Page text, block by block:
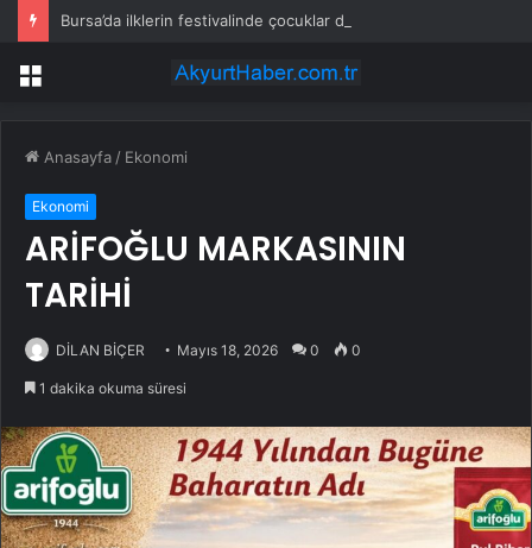
Bursa’da ilklerin festivalinde çocuklar da şen şakrak
Menü
Anasayfa / Ekonomi
Ekonomi
ARİFOĞLU MARKASININ
TARİHİ
DİLAN BİÇER Mayıs 18, 2026 0 0
1 dakika okuma süresi